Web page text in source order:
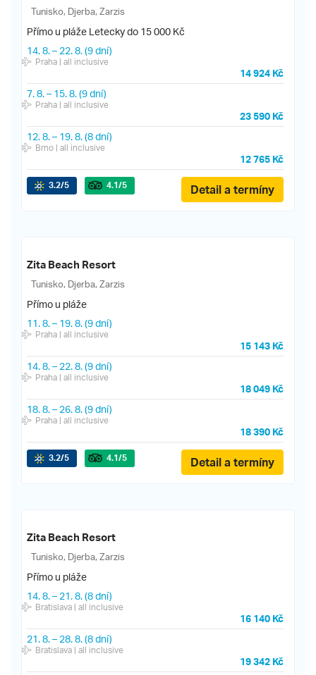
Tunisko, Djerba, Zarzis
Přímo u pláže Letecky do 15 000 Kč
14. 8.– 22. 8.(9 dní)
Praha| all inclusive
14 924 Kč
7. 8.– 15. 8.(9 dní)
Praha| all inclusive
23 590 Kč
12. 8.– 19. 8.(8 dní)
Brno| all inclusive
12 765 Kč
3.2/5 4.1/5 Detail a termíny
Zita Beach Resort
Tunisko, Djerba, Zarzis
Přímo u pláže
11. 8.– 19. 8.(9 dní)
Praha| all inclusive
15 143 Kč
14. 8.– 22. 8.(9 dní)
Praha| all inclusive
18 049 Kč
18. 8.– 26. 8.(9 dní)
Praha| all inclusive
18 390 Kč
3.2/5 4.1/5 Detail a termíny
Zita Beach Resort
Tunisko, Djerba, Zarzis
Přímo u pláže
14. 8.– 21. 8.(8 dní)
Bratislava| all inclusive
16 140 Kč
21. 8.– 28. 8.(8 dní)
Bratislava| all inclusive
19 342 Kč